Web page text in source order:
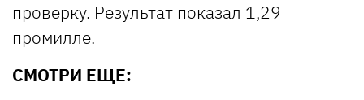
проверку. Результат показал 1,29
промилле.
СМОТРИ ЕЩЕ: